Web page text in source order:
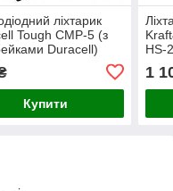
ліхтарик
Tough CMP-5 (з
Duracell)
Купити
HS-
1